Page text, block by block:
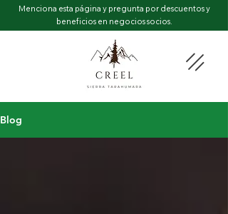
Menciona esta página y pregunta por descuentos y
beneficios en negocios socios.
Blog